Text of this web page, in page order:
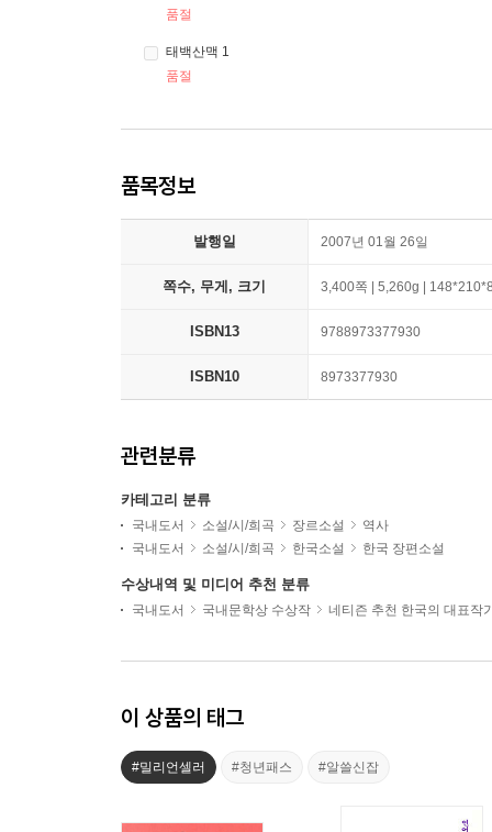
품절
태백산맥 1
품절
품목정보
발행일 2007년 01월 26일
쪽수, 무게, 크기 3,400쪽 | 5,260g |
ISBN13 9788973377930
ISBN10 8973377930
관련분류
카테고리 분류
국내도서 소설/시/희곡 장르소설
역사
국내도서
소설/시/희곡 한국소설 한국 장편소설
수상내역 및 미디어 추천 분류
국내도서 국내문학상 수상작 네티즌 추천 한국의 대표작
이 상품의 태그
#밀리언셀러 #청년패스 #알쓸신잡